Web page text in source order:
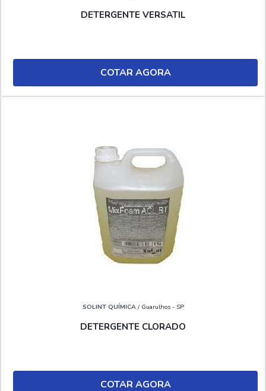
DETERGENTE VERSATIL
COTAR AGORA
SOLINT QUÍMICA/ Guarulhos - SP
DETERGENTE CLORADO
COTAR AGORA